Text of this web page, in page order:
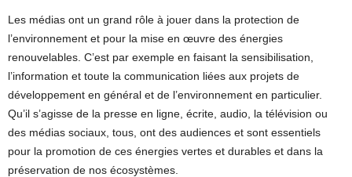
Les médias ont un grand rôle à jouer dans la protection de
l’environnement et pour la mise en œuvre des énergies
renouvelables. C’est par exemple en faisant la sensibilisation,
l’information et toute la communication liées aux projets de
développement en général et de l’environnement en particulier.
Qu’il s’agisse de la presse en ligne, écrite, audio, la télévision ou
des médias sociaux, tous, ont des audiences et sont essentiels
pour la promotion de ces énergies vertes et durables et dans la
préservation de nos écosystèmes.